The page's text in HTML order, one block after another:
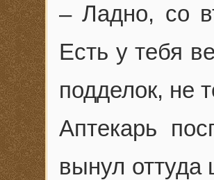
– Ладно, со
Есть у тебя
подделок, не
Аптекарь
вынул оттуда